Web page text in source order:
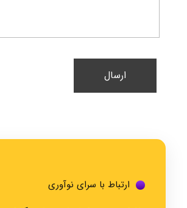
ارتباط با سرای نوآوری